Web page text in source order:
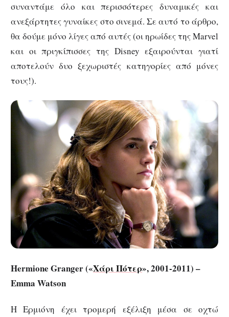
συναντάμε όλο και περισσότερες δυναμικές και
ανεξάρτητες γυναίκες στο σινεμά. Σε αυτό το άρθρο,
θα δούμε μόνο λίγες από αυτές (οι ηρωίδες της Marvel
και οι πριγκίπισσες της Disney εξαιρούνται γιατί
αποτελούν δυο ξεχωριστές κατηγορίες από μόνες
τους!).
Hermione Granger («Χάρι Πότερ», 2001-2011) –
Emma Watson
H Ερμιόνη έχει τρομερή εξέλιξη μέσα σε οχτώ